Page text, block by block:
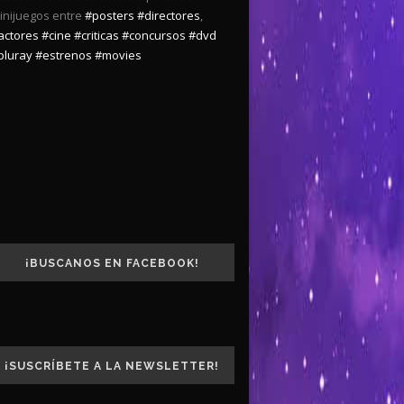
entre #posters #directores,
#cine #criticas #concursos #dvd
#estrenos #movies
¡BUSCANOS EN FACEBOOK!
¡SUSCRÍBETE A LA NEWSLETTER!